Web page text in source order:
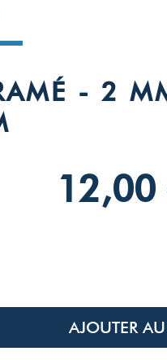
- 2
12,00
AJOUTER